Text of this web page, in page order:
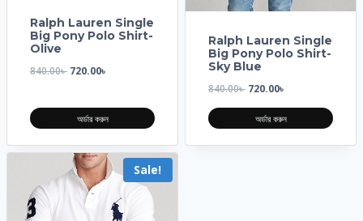
Ralph Lauren Single
Big Pony Polo Shirt-
Olive
840.00৳ 720.00৳
অর্ডার করুন
Ralph Lauren Single
Big Pony Polo Shirt-
Sky Blue
840.00৳ 720.00৳
অর্ডার করুন
Sale!